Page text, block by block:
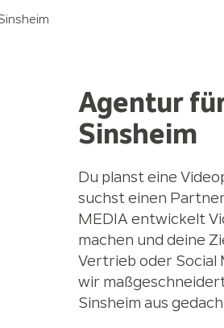
Agentur
Sinsheim
Du planst eine
suchst einen
MEDIA entwickelt
machen und deine
Vertrieb oder Social
wir
Sinsheim aus